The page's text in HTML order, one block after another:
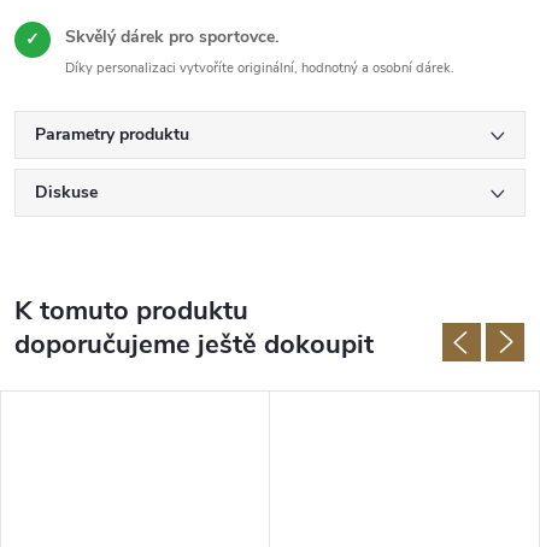
✓ Skvělý dárek pro sportovce.
Díky personalizaci vytvoříte originální, hodnotný a osobní dárek.
Parametry produktu
Diskuse
K tomuto produktu
doporučujeme ještě dokoupit